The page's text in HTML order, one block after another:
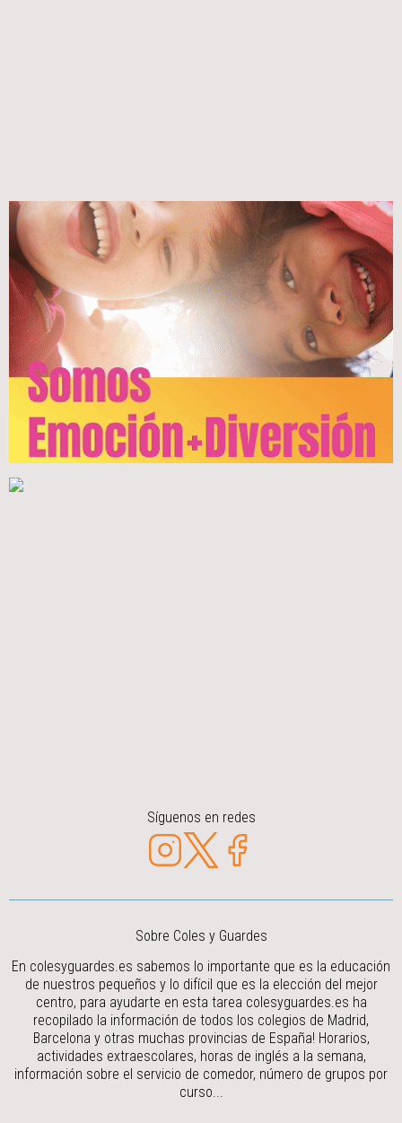
Síguenos en redes
Sobre Coles y Guardes
En colesyguardes.es sabemos lo importante que es la educación
de nuestros pequeños y lo difícil que es la elección del mejor
centro, para ayudarte en esta tarea colesyguardes.es ha
recopilado la información de todos los colegios de Madrid,
Barcelona y otras muchas provincias de España! Horarios,
actividades extraescolares, horas de inglés a la semana,
información sobre el servicio de comedor, número de grupos por
curso...